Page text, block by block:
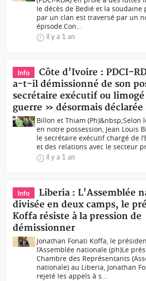
le décès de Bedié et la soudaine
par un clan est traversé par un
épisode.Con...
il y a 1 an
Info
Côte d'Ivoire : PDCI-
a-t-il démissionné de son
secrétaire exécutif ou limogé
guerre » désormais déclarée
Billon et Thiam (Ph)&nbsp;Selon
en notre possession, Jean Louis
le secrétaire exécutif chargé de
et des relations avec le secteur
il y a 1 an
Info
Liberia : L'Assemblée
divisée en deux camps, le
Koffa résiste à la pression de
démissionner
Jonathan Fonati Koffa, le
l’Assemblée nationale (ph)Le
Chambre des Représentants
nationale) au Liberia, Jonathan
rejeté les appels à s...